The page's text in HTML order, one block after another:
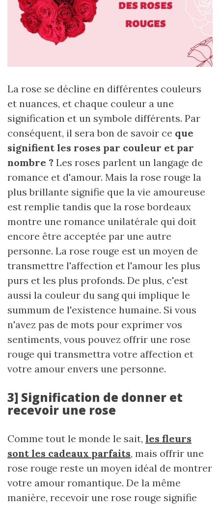
La rose se décline en différentes couleurs
et nuances, et chaque couleur a une
signification et un symbole différents. Par
conséquent, il sera bon de savoir ce que
signifient les roses par couleur et par
nombre ? Les roses parlent un langage de
romance et d'amour. Mais la rose rouge la
plus brillante signifie que la vie amoureuse
est remplie tandis que la rose bordeaux
montre une romance unilatérale qui doit
encore être acceptée par une autre
personne. La rose rouge est un moyen de
transmettre l'affection et l'amour les plus
purs et les plus profonds. De plus, c'est
aussi la couleur du sang qui implique le
summum de l'existence humaine. Si vous
n'avez pas de mots pour exprimer vos
sentiments, vous pouvez offrir une rose
rouge qui transmettra votre affection et
votre amour envers une personne.
3] Signification de donner et
recevoir une rose
Comme tout le monde le sait, les fleurs
sont les cadeaux parfaits, mais offrir une
rose rouge reste un moyen idéal de montrer
votre amour romantique. De la même
manière, recevoir une rose rouge signifie